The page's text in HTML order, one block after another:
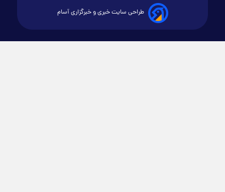
طراحی سایت خبری و خبرگزاری آسام